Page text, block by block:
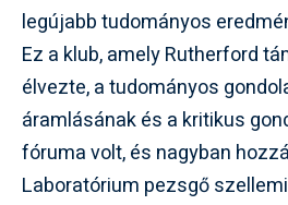
legújabb tudományos
Ez a klub, amely Rutherford
élvezte, a tudományos
áramlásának és a kritikus
fóruma volt, és nagyban
Laboratórium pezsgő